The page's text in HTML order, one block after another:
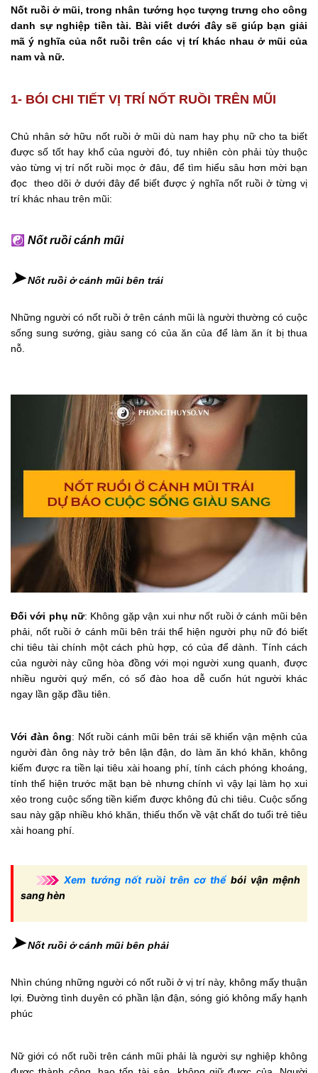
Nốt ruồi ở mũi, trong nhân tướng học tượng trưng cho công
danh sự nghiệp tiền tài. Bài viết dưới đây sẽ giúp bạn giải
mã ý nghĩa của nốt ruồi trên các vị trí khác nhau ở mũi của
nam và nữ.
1- BÓI CHI TIẾT VỊ TRÍ NỐT RUỒI TRÊN MŨI
Chủ nhân sở hữu nốt ruồi ở mũi dù nam hay phụ nữ cho ta biết
được số tốt hay khổ của người đó, tuy nhiên còn phải tùy thuộc
vào từng vị trí nốt ruồi mọc ở đâu, để tìm hiểu sâu hơn mời bạn
đọc theo dõi ở dưới đây để biết được ý nghĩa nốt ruồi ở từng vị
trí khác nhau trên mũi:
☯ Nốt ruồi cánh mũi
➤Nốt ruồi ở cánh mũi bên trái
Những người có nốt ruồi ở trên cánh mũi là người thường có cuộc
sống sung sướng, giàu sang có của ăn của để làm ăn ít bị thua
nỗ.
Đối với phụ nữ: Không gặp vận xui như nốt ruồi ở cánh mũi bên
phải, nốt ruồi ở cánh mũi bên trái thể hiện người phụ nữ đó biết
chi tiêu tài chính một cách phù hợp, có của để dành. Tính cách
của người này cũng hòa đồng với mọi người xung quanh, được
nhiều người quý mến, có số đào hoa dễ cuốn hút người khác
ngay lần gặp đầu tiên.
Với đàn ông: Nốt ruồi cánh mũi bên trái sẽ khiến vận mệnh của
người đàn ông này trở bên lận đận, do làm ăn khó khăn, không
kiếm được ra tiền lại tiêu xài hoang phí, tính cách phóng khoáng,
tính thể hiện trước mặt bạn bè nhưng chính vì vậy lại làm họ xui
xẻo trong cuộc sống tiền kiếm được không đủ chi tiêu. Cuộc sống
sau này gặp nhiều khó khăn, thiếu thốn về vật chất do tuổi trẻ tiêu
xài hoang phí.
Xem tướng nốt ruồi trên cơ thểbói vận mệnh
sang hèn
➤Nốt ruồi ở cánh mũi bên phải
Nhìn chúng những người có nốt ruồi ở vị trí này, không mấy thuận
lợi. Đường tình duyên có phần lận đận, sóng gió không mấy hạnh
phúc
Nữ giới có nốt ruồi trên cánh mũi phải là người sự nghiệp không